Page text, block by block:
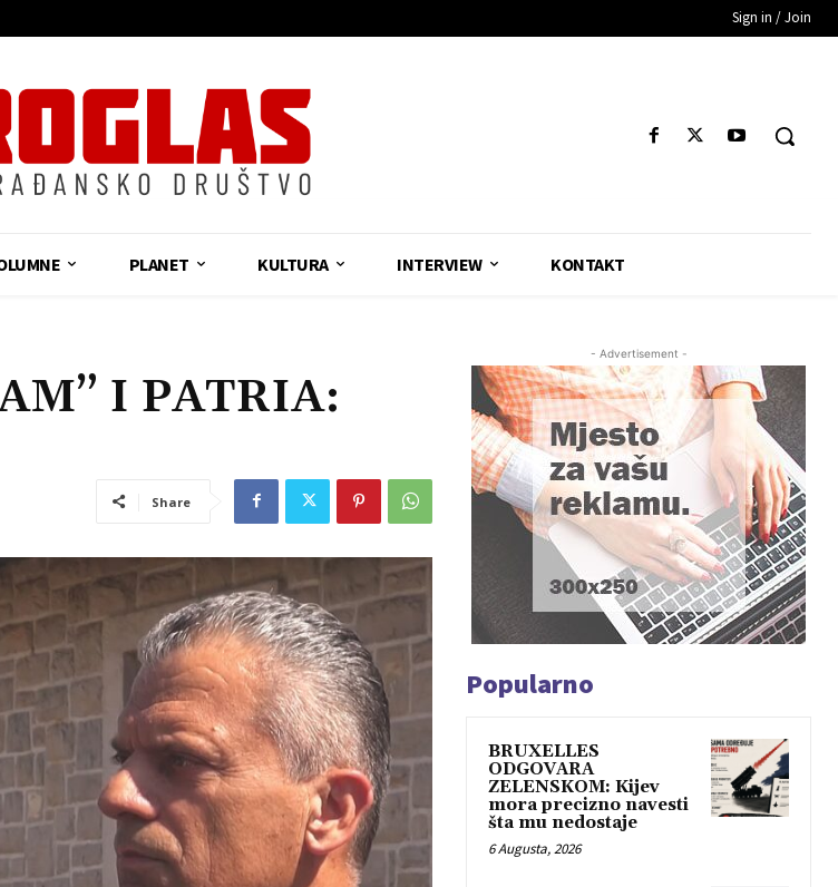
Sign in / Join
PLANET KULTURA INTERVIEW KONTAKT
I PATRIA:
Share
- Advertisement -
Popularno
BRUXELLES
ODGOVARA
ZELENSKOM: Kijev
mora precizno navesti
šta mu nedostaje
6 Augusta, 2026